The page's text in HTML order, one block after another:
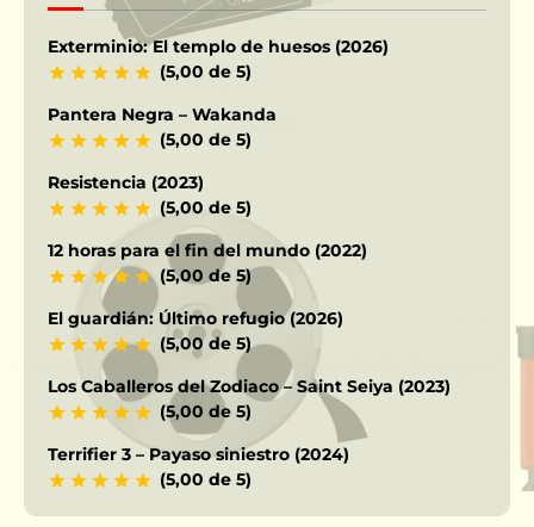
Exterminio: El templo de huesos (2026)
(5,00 de 5)
Pantera Negra – Wakanda
(5,00 de 5)
Resistencia (2023)
(5,00 de 5)
12 horas para el fin del mundo (2022)
(5,00 de 5)
El guardián: Último refugio (2026)
(5,00 de 5)
Los Caballeros del Zodiaco – Saint Seiya (2023)
(5,00 de 5)
Terrifier 3 – Payaso siniestro (2024)
(5,00 de 5)